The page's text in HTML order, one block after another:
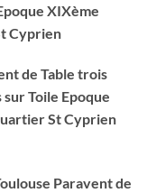
XIXème
Cyprien
de Table trois
Toile Epoque
St Cyprien
Paravent de